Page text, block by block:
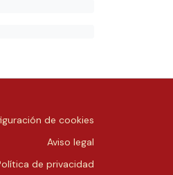
de cookies
Aviso legal
de privacidad